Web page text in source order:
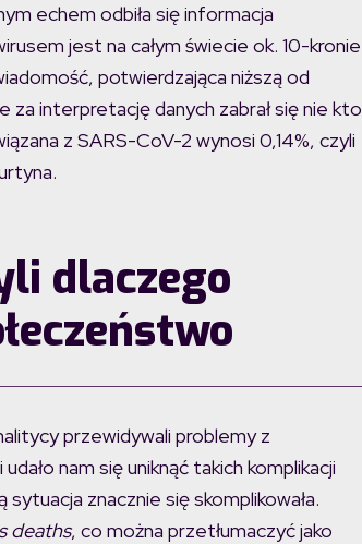
echem odbiła się informacja
jest na całym świecie ok. 10-kronie
potwierdzająca niższą od
interpretację danych zabrał się nie kto
z SARS-CoV-2 wynosi 0,14%, czyli
dlaczego
przewidywali problemy z
nam się uniknąć takich komplikacji
sytuacja znacznie się skomplikowała.
deaths, co można przetłumaczyć jako